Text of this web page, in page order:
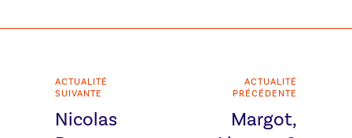
ACTUALITÉ
SUIVANTE
Nicolas
ACTUALITÉ
PRÉCÉDENTE
Margot,